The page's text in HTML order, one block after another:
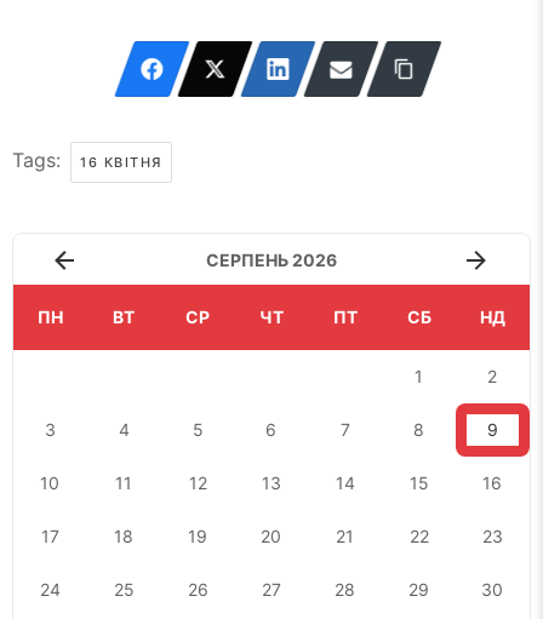
Tags: 16 КВІТНЯ
СЕРПЕНЬ 2026
ПН ВТ СР ЧТ ПТ СБ НД
1 2
3 4 5 6 7 8 9
10 11 12 13 14 15 16
17 18 19 20 21 22 23
24 25 26 27 28 29 30